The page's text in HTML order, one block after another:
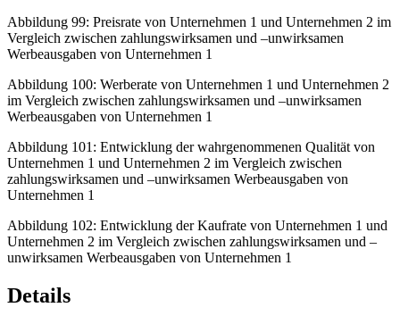
Abbildung 99: Preisrate von Unternehmen 1 und Unternehmen 2 im
Vergleich zwischen zahlungswirksamen und –unwirksamen
Werbeausgaben von Unternehmen 1
Abbildung 100: Werberate von Unternehmen 1 und Unternehmen 2
im Vergleich zwischen zahlungswirksamen und –unwirksamen
Werbeausgaben von Unternehmen 1
Abbildung 101: Entwicklung der wahrgenommenen Qualität von
Unternehmen 1 und Unternehmen 2 im Vergleich zwischen
zahlungswirksamen und –unwirksamen Werbeausgaben von
Unternehmen 1
Abbildung 102: Entwicklung der Kaufrate von Unternehmen 1 und
Unternehmen 2 im Vergleich zwischen zahlungswirksamen und –
unwirksamen Werbeausgaben von Unternehmen 1
Details